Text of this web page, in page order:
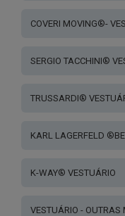
COVERI MOVING®-
SERGIO TACCHINI®
TRUSSARDI®
KARL LAGERFELD
K-WAY® VESTUÁRIO
VESTUÁRIO - OUTRAS